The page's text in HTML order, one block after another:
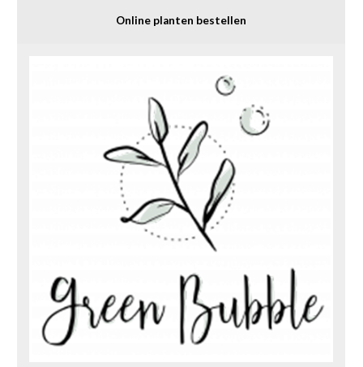
Online planten bestellen